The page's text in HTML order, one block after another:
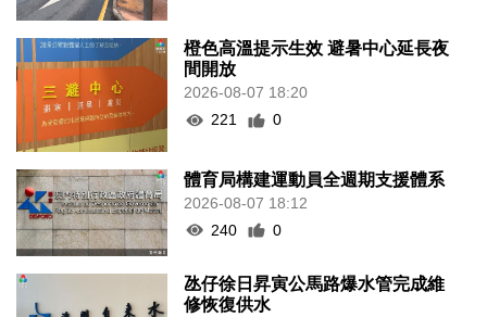
橙色高溫提示生效 避暑中心延長夜
間開放
2026-08-07 18:20
221
0
體育局構建運動員全週期支援體系
2026-08-07 18:12
240
0
氹仔徐日昇寅公馬路爆水管完成維
修恢復供水